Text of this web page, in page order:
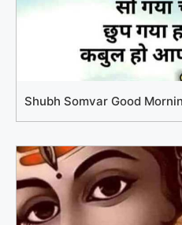
Shubh Somvar Good